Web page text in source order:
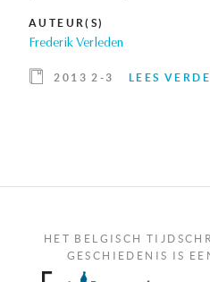
AUTEUR(S)
Frederik Verleden
2013 2-3 LEES
HET BELGISCH
GESCHIEDENIS IS